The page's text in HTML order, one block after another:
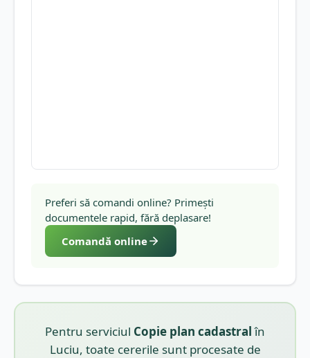
Preferi să comandi online? Primești
documentele rapid, fără deplasare!
Comandă online
Pentru serviciul Copie plan cadastralîn
Luciu, toate cererile sunt procesate de